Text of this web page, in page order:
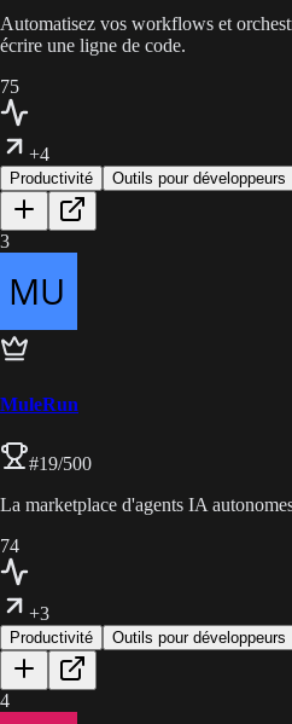
Automatisez vos workflows et
écrire une ligne de code.
75
+4
Productivité Outils pour développeurs
3
MuleRun
#19/500
La marketplace d'agents IA
74
+3
Productivité Outils pour développeurs
4